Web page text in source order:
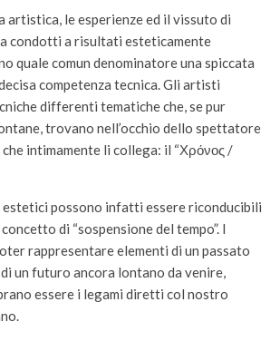
artistica, le esperienze ed il vissuto di
condotti a risultati esteticamente
quale comun denominatore una spiccata
competenza tecnica. Gli artisti
differenti tematiche che, se pur
trovano nell’occhio dello spettatore
intimamente li collega: il “Χρόνος /
possono infatti essere riconducibili
di “sospensione del tempo”. I
rappresentare elementi di un passato
un futuro ancora lontano da venire,
essere i legami diretti col nostro